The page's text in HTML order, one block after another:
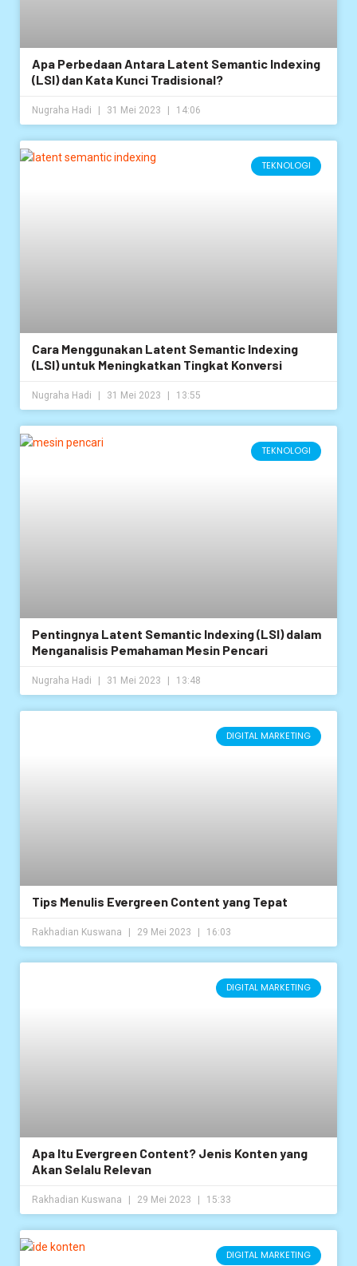
Apa Perbedaan Antara Latent Semantic Indexing
(LSI) dan Kata Kunci Tradisional?
Nugraha Hadi 31 Mei 2023 14:06
TEKNOLOGI
Cara Menggunakan Latent Semantic Indexing
(LSI) untuk Meningkatkan Tingkat Konversi
Nugraha Hadi 31 Mei 2023 13:55
TEKNOLOGI
Pentingnya Latent Semantic Indexing (LSI) dalam
Menganalisis Pemahaman Mesin Pencari
Nugraha Hadi 31 Mei 2023 13:48
DIGITAL MARKETING
Tips Menulis Evergreen Content yang Tepat
Rakhadian Kuswana 29 Mei 2023 16:03
DIGITAL MARKETING
Apa Itu Evergreen Content? Jenis Konten yang
Akan Selalu Relevan
Rakhadian Kuswana 29 Mei 2023 15:33
DIGITAL MARKETING